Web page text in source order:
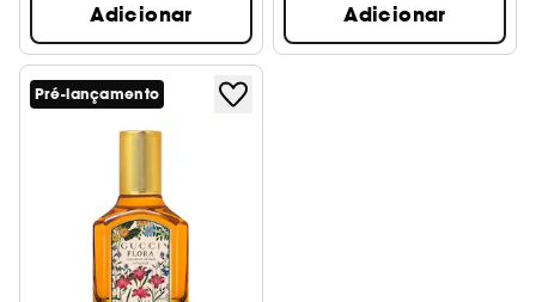
Adicionar Adicionar
Pré-lançamento